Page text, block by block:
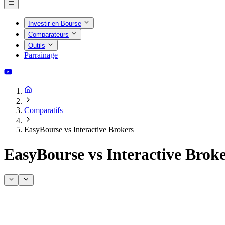
Investir en Bourse
Comparateurs
Outils
Parrainage
Comparatifs
EasyBourse vs Interactive Brokers
EasyBourse vs Interactive